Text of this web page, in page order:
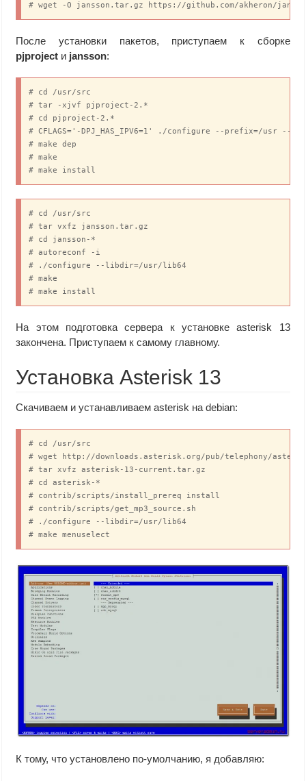
# wget -O jansson.tar.gz https://github.com/akheron/
После установки пакетов, приступаем к сборке
pjproject и jansson:
# cd /usr/src
# tar -xjvf pjproject-2.*
# cd pjproject-2.*
# CFLAGS='-DPJ_HAS_IPV6=1' ./configure --prefix=/usr
# make dep
# make
# make install
# cd /usr/src
# tar vxfz jansson.tar.gz
# cd jansson-*
# autoreconf -i
# ./configure --libdir=/usr/lib64
# make
# make install
На этом подготовка сервера к установке asterisk 13
закончена. Приступаем к самому главному.
Установка Asterisk 13
Скачиваем и устанавливаем asterisk на debian:
# cd /usr/src
# wget http://downloads.asterisk.org/pub/telephony/
# tar xvfz asterisk-13-current.tar.gz
# cd asterisk-*
# contrib/scripts/install_prereq install
# contrib/scripts/get_mp3_source.sh
# ./configure --libdir=/usr/lib64
# make menuselect
К тому, что установлено по-умолчанию, я добавляю: